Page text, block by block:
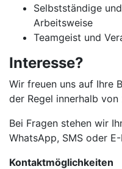
Selbstständige
Arbeitsweise
Teamgeist und
Interesse?
Wir freuen uns auf Ihre
der Regel innerhalb
Bei Fragen stehen wir
WhatsApp, SMS oder
Kontaktmöglichkeiten